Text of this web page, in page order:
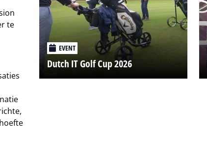
te
EVENT
Dutch IT Golf Cup 2026